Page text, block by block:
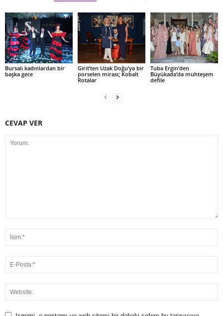
Bursalı kadınlardan bir
başka gece
Girit’ten Uzak Doğu’ya bir
porselen mirası; Kobalt
Rotalar
Tuba Ergin’den
Büyükada’da muhteşem
defile
CEVAP VER